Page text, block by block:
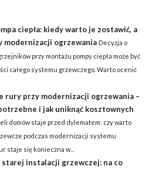
ciepła: kiedy warto je zostawić, a
modernizacji ogrzewania Decyzja o
przy montażu pompy ciepła może być
całego systemu grzewczego. Warto ocenić
rury przy modernizacji ogrzewania –
i jak uniknąć kosztownych
domów staje przed dylematem: czy warto
podczas modernizacji systemu
staje się konieczna w...
instalacji grzewczej: na co